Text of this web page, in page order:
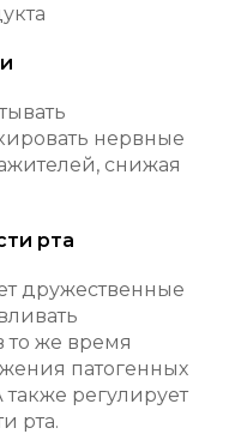
нервные
снижая
рта
дружественные
то же время
патогенных
регулирует
рта.